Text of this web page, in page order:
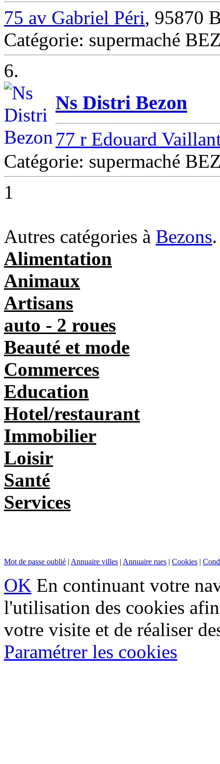
75 av Gabriel Péri, 95870
Catégorie: supermaché
6.
Ns Distri Bezon
77 r Edouard
Catégorie: supermaché
1
Autres catégories à Bezons.
Alimentation
Animaux
Artisans
auto - 2 roues
Beauté et mode
Commerces
Education
Hotel/restaurant
Immobilier
Loisir
Santé
Services
Mot de passe oublié | Annuaire villes | Annuaire rues | Cookies |
OK En continuant votre
l'utilisation des cookies
votre visite et de réaliser
Paramétrer les cookies